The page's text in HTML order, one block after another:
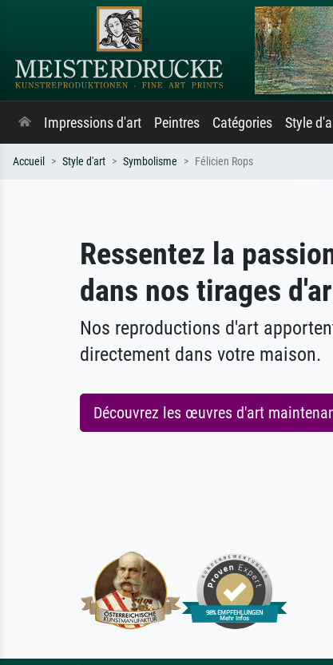
Impressions d'art Peintres Catégories Style
Accueil Style d'art Symbolisme Félicien Rops
Ressentez la
dans nos tirages
Nos reproductions d'art
directement dans votre maison.
Découvrez les œuvres d'art